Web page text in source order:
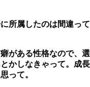
所属したのは間違って
がある性格なので、選
かしなきゃって。成長
って。